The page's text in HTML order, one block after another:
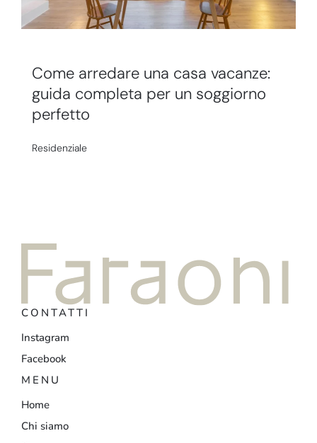
Come arredare una casa vacanze:
guida completa per un soggiorno
perfetto
Residenziale
CONTATTI
Instagram
Facebook
MENU
Home
Chi siamo